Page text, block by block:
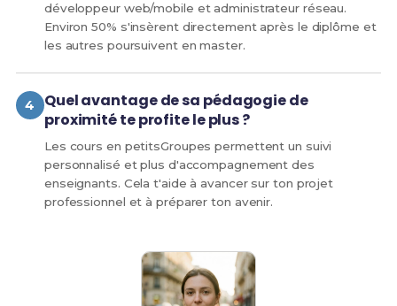
développeur web/mobile et administrateur réseau.
Environ 50% s'insèrent directement après le diplôme et
les autres poursuivent en master.
Quel avantage de sa pédagogie de
proximité te profite le plus ?
Les cours en petitsGroupes permettent un suivi
personnalisé et plus d'accompagnement des
enseignants. Cela t'aide à avancer sur ton projet
professionnel et à préparer ton avenir.